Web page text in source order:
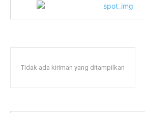
Tidak ada kiriman yang ditampilkan